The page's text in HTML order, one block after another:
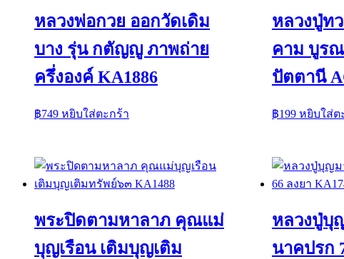
หลวงพ่อกวย ออกวัดเดิม
บาง รุ่น กตัญญู ภาพถ่าย
ครึ่งองค์ KA1886
฿749 หยิบใส่ตะกร้า
หลวงปู่ท
คาม บูร
ปัตตานี
฿199 หยิบใส่ต
พระปิดตามหาลาภ คุณแม่
บุญเรือน เติมบุญเติม
หลวงปู่บุ
นาคปรก